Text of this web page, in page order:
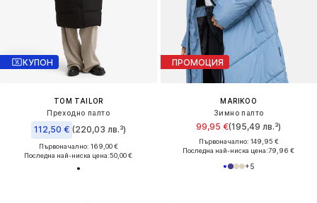
КУПОН
TOM TAILOR
Преходно палто
112,50 € (220,03 лв.³)
Първоначално: 169,00 €
Последна най-ниска цена:50,00 €
ПРОМОЦИЯ
MARIKOO
Зимно палто
99,95 €(195,49 лв.³)
Първоначално: 149,95 €
Последна най-ниска цена:79,96 €
+5